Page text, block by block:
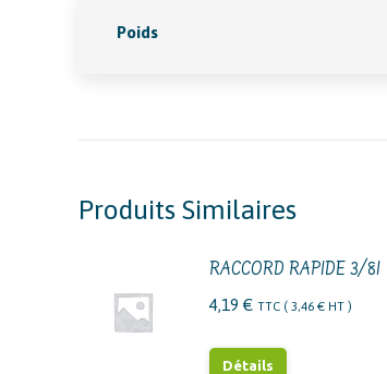
Poids
Produits Similaires
RACCORD RAPIDE 3/8I
4,19 € TTC ( 3,46 € HT )
Détails